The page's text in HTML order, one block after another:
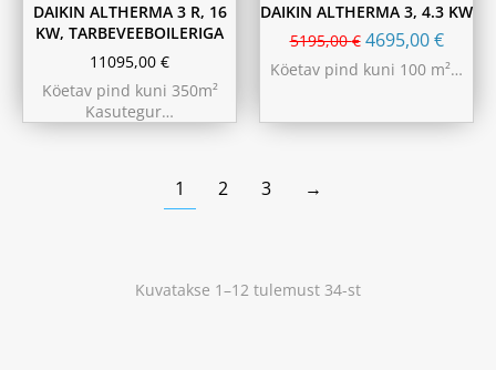
DAIKIN ALTHERMA 3 R, 16
KW, TARBEVEEBOILERIGA
11095,00 €
Köetav pind kuni 350m²
Kasutegur…
DAIKIN ALTHERMA 3, 4.3 KW
5195,00€ 4695,00€
Köetav pind kuni 100 m²…
1 2 3 →
Kuvatakse 1–12 tulemust 34-st